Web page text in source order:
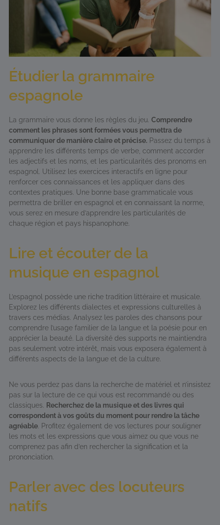
Étudier la grammaire
espagnole
La grammaire vous donne les règles du jeu. Comprendre
comment les phrases sont formées vous permettra de
communiquer de manière claire et précise. Passez du temps à
apprendre les différents temps de verbe, comment accorder
les adjectifs et les noms, et les particularités des pronoms en
espagnol. Utilisez les exercices interactifs en ligne pour
renforcer ces connaissances et les appliquer dans des
contextes pratiques. Une bonne base grammaticale vous
permettra de briller en espagnol et en connaissant la norme,
vous serez en mesure d’apprendre les particularités de
chaque région et pays hispanophone.
Lire et écouter de la
musique en espagnol
L’espagnol possède une riche tradition littéraire et musicale.
Explorez les différents dialectes et expressions culturelles à
travers ces médias. Analysez les paroles des chansons pour
comprendre l’usage familier de la langue et la poésie pour en
apprécier la beauté. La diversité des supports ne maintiendra
pas seulement votre intérêt, mais vous exposera également à
différents aspects de la langue et de la culture.
Ne vous perdez pas dans la recherche de matériel et n’insistez
pas sur la lecture de ce qui vous est recommandé ou des
classiques.
Recherchez de la musique et des livres qui
correspondent à vos goûts du moment pour rendre la tâche
agréable. Profitez également de vos lectures pour souligner
les mots et les expressions que vous aimez ou que vous ne
comprenez pas afin d’en rechercher la signification et la
prononciation.
Parler avec des locuteurs
natifs